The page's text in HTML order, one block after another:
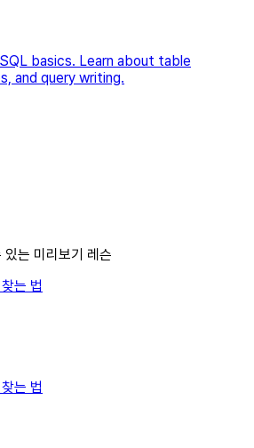
basics. Learn about table
and query writing.
는 미리보기 레슨
는 법
는 법